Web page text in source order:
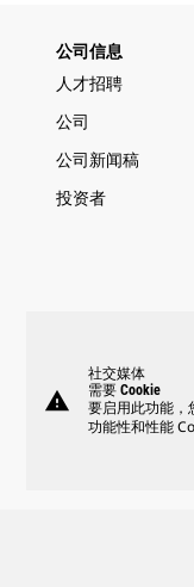
公司信息
人才招聘
公司
公司新闻稿
投资者
warning
社交媒体
需要 Cookie
要启用此功能，
功能性和性能